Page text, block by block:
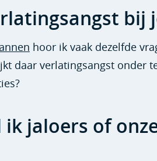
bij
hoor ik vaak dezelfde
daar verlatingsangst onder
jaloers of